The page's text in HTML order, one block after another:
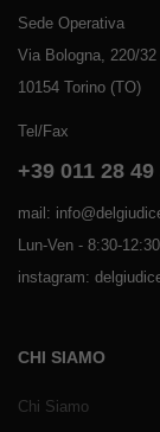
Sede Operativa
Via Bologna, 220/32
10154 Torino (TO)
Tel/Fax
+39 011 28 49
mail:
Lun-Ven - 8:30-
instagram:
CHI SIAMO
Chi Siamo